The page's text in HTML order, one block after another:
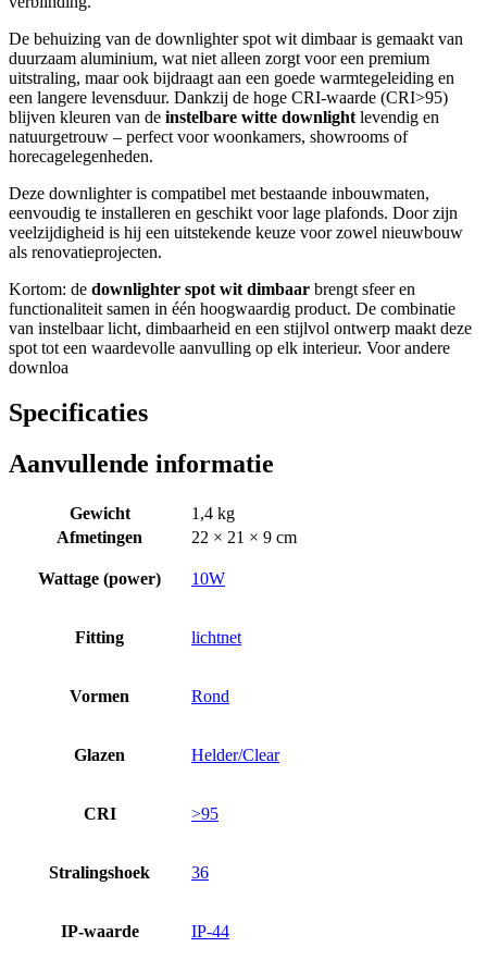
De behuizing van de downlighter spot wit dimbaar is gemaakt van
duurzaam aluminium, wat niet alleen zorgt voor een premium
uitstraling, maar ook bijdraagt aan een goede warmtegeleiding en
een langere levensduur. Dankzij de hoge CRI-waarde (CRI>95)
blijven kleuren van de instelbare witte downlight levendig en
natuurgetrouw – perfect voor woonkamers, showrooms of
horecagelegenheden.
Deze downlighter is compatibel met bestaande inbouwmaten,
eenvoudig te installeren en geschikt voor lage plafonds. Door zijn
veelzijdigheid is hij een uitstekende keuze voor zowel nieuwbouw
als renovatieprojecten.
Kortom: de downlighter spot wit dimbaar brengt sfeer en
functionaliteit samen in één hoogwaardig product. De combinatie
van instelbaar licht, dimbaarheid en een stijlvol ontwerp maakt deze
spot tot een waardevolle aanvulling op elk interieur. Voor andere
downloa
Specificaties
Aanvullende informatie
Gewicht
1,4 kg
Afmetingen
22 × 21 × 9 cm
Wattage (power) 10W
Fitting lichtnet
Vormen Rond
Glazen Helder/Clear
CRI >95
Stralingshoek 36
IP-waarde IP-44